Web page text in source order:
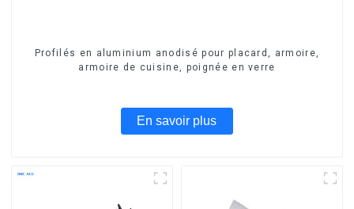
Profilés en aluminium anodisé pour placard, armoire,
armoire de cuisine, poignée en verre
En savoir plus